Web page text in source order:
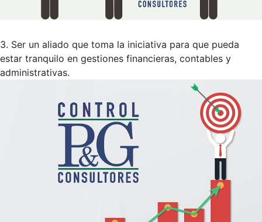
3. Ser un aliado que toma la iniciativa para que pueda
estar tranquilo en gestiones financieras, contables y
administrativas.